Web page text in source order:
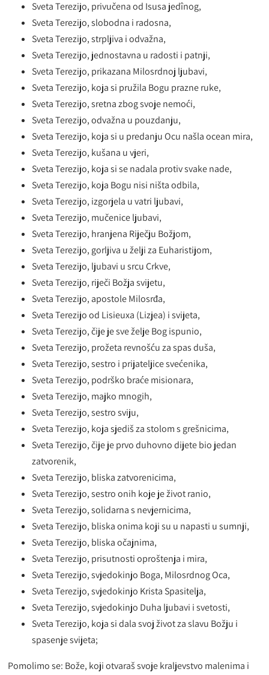
Sveta Terezijo, privučena od Isusa jedînog,
Sveta Terezijo, slobodna i radosna,
Sveta Terezijo, strpljiva i odvažna,
Sveta Terezijo, jednostavna u radosti i patnji,
Sveta Terezijo, prikazana Milosrdnoj ljubavi,
Sveta Terezijo, koja si pružila Bogu prazne ruke,
Sveta Terezijo, sretna zbog svoje nemoći,
Sveta Terezijo, odvažna u pouzdanju,
Sveta Terezijo, koja si u predanju Ocu našla ocean mira,
Sveta Terezijo, kušana u vjeri,
Sveta Terezijo, koja si se nadala protiv svake nade,
Sveta Terezijo, koja Bogu nisi ništa odbila,
Sveta Terezijo, izgorjela u vatri ljubavi,
Sveta Terezijo, mučenice ljubavi,
Sveta Terezijo, hranjena Riječju Božjom,
Sveta Terezijo, gorljiva u želji za Euharistijom,
Sveta Terezijo, ljubavi u srcu Crkve,
Sveta Terezijo, riječi Božja svijetu,
Sveta Terezijo, apostole Milosrđa,
Sveta Terezijo od Lisieuxa (Lizjea) i svijeta,
Sveta Terezijo, čije je sve želje Bog ispunio,
Sveta Terezijo, prožeta revnošću za spas duša,
Sveta Terezijo, sestro i prijateljice svećenika,
Sveta Terezijo, podrško braće misionara,
Sveta Terezijo, majko mnogih,
Sveta Terezijo, sestro sviju,
Sveta Terezijo, koja sjediš za stolom s grešnicima,
Sveta Terezijo, čije je prvo duhovno dijete bio jedan
zatvorenik,
Sveta Terezijo, bliska zatvorenicima,
Sveta Terezijo, sestro onih koje je život ranio,
Sveta Terezijo, solidarna s nevjernicima,
Sveta Terezijo, bliska onima koji su u napasti u sumnji,
Sveta Terezijo, bliska očajnima,
Sveta Terezijo, prisutnosti oproštenja i mira,
Sveta Terezijo, svjedokinjo Boga, Milosrdnog Oca,
Sveta Terezijo, svjedokinjo Krista Spasitelja,
Sveta Terezijo, svjedokinjo Duha ljubavi i svetosti,
Sveta Terezijo, koja si dala svoj život za slavu Božju i
spasenje svijeta;
Pomolimo se: Bože, koji otvaraš svoje kraljevstvo malenima i